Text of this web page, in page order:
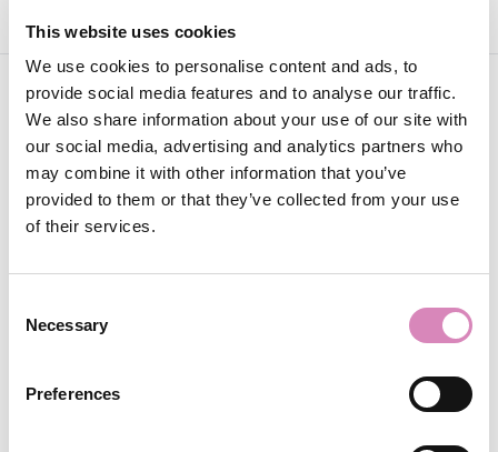
This website uses cookies
We use cookies to personalise content and ads, to
provide social media features and to analyse our traffic.
We also share information about your use of our site with
our social media, advertising and analytics partners who
may combine it with other information that you’ve
provided to them or that they’ve collected from your use
of their services.
Selection
Necessary
Preferences
Zapratite nas za putnu inspiraciju, lokalne savjete i